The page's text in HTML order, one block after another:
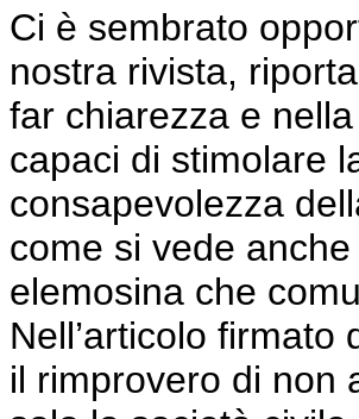
Ci è sembrato
nostra rivista,
far chiarezza e
capaci di stimolare
consapevolezza
come si vede
elemosina che
Nell’articolo
il rimprovero di non